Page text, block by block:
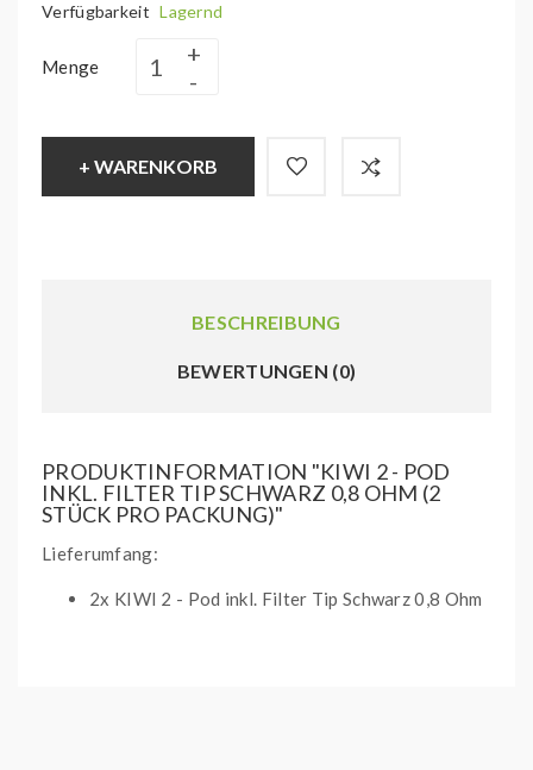
Verfügbarkeit Lagernd
Menge
+ WARENKORB
BESCHREIBUNG
BEWERTUNGEN (0)
PRODUKTINFORMATION "KIWI 2 - POD
INKL. FILTER TIP SCHWARZ 0,8 OHM (2
STÜCK PRO PACKUNG)"
Lieferumfang:
2x KIWI 2 - Pod inkl. Filter Tip Schwarz 0,8 Ohm